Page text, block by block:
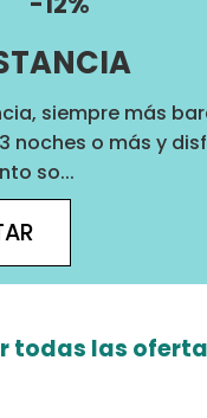
siempre más
noches o más y
so...
todas las